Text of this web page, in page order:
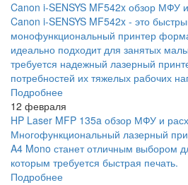
Canon i-SENSYS MF542x обзор МФУ
Canon i-SENSYS MF542x - это
монофункциональный принтер
идеально подходит для занятых
требуется надежный лазерный
потребностей их тяжелых рабочих
Подробнее
12 февраля
HP Laser MFP 135a обзор МФУ и
Многофункциональный лазерный
A4 Mono станет отличным выбором
которым требуется быстрая печать.
Подробнее